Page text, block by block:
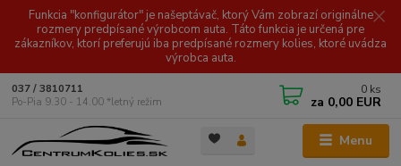
Funkcia "konfigurátor" je našeptávač, ktorý Vám zobrazí originálne
rozmery predpísané výrobcom auta. Táto funkcia je určená pre
zákazníkov, ktorí preferujú iba predpísané rozmery kolies, ktoré uvádza
výrobca auta.
Menu
037 / 3810711
Po-Pia 9.30 - 14.00 *letný režim
0 ks
za 0,00 EUR